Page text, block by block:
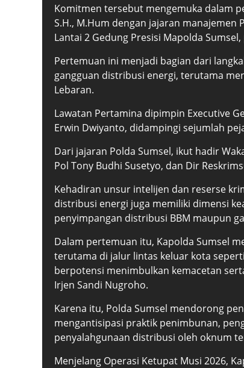
Komitmen tersebut mengemuka dalam
S.H., M.Hum dengan jajaran manajemen
Lantai 2 Gedung Presisi Mapolda
Pertemuan ini menjadi bagian dari
gangguan distribusi energi, terutama
Lebaran.
Lawatan Pertamina dipimpin Executive
Erwin Dwiyanto, didampingi sejumlah
Dari jajaran Polda Sumsel, ikut hadir
Pol Tony Budhi Susetyo, dan Dir
Kehadiran unsur intelijen dan reserse
distribusi energi juga memiliki dimensi
penyimpangan distribusi BBM maupun
Dalam pertemuan itu, Kapolda Sumsel
terutama di jalur lintas keluar kota
berpotensi menimbulkan kemacetan
Irjen Sandi Nugroho.
Karena itu, Polda Sumsel mendorong
mengantisipasi praktik penimbunan,
penyalahgunaan distribusi oleh oknum
Menjelang Operasi Ketupat Musi 2026,